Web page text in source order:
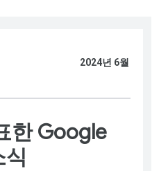
2024년 6월
한 Google
식